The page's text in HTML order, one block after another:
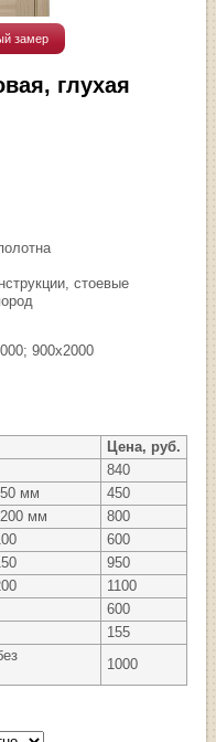
замер
глухая
стоевые
900х2000
Цена, руб.
840
мм
450
мм
800
600
950
1100
600
155
1000